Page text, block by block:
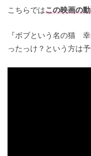
こちらではこの映画の
『ボブという名の猫
ったっけ？という方は